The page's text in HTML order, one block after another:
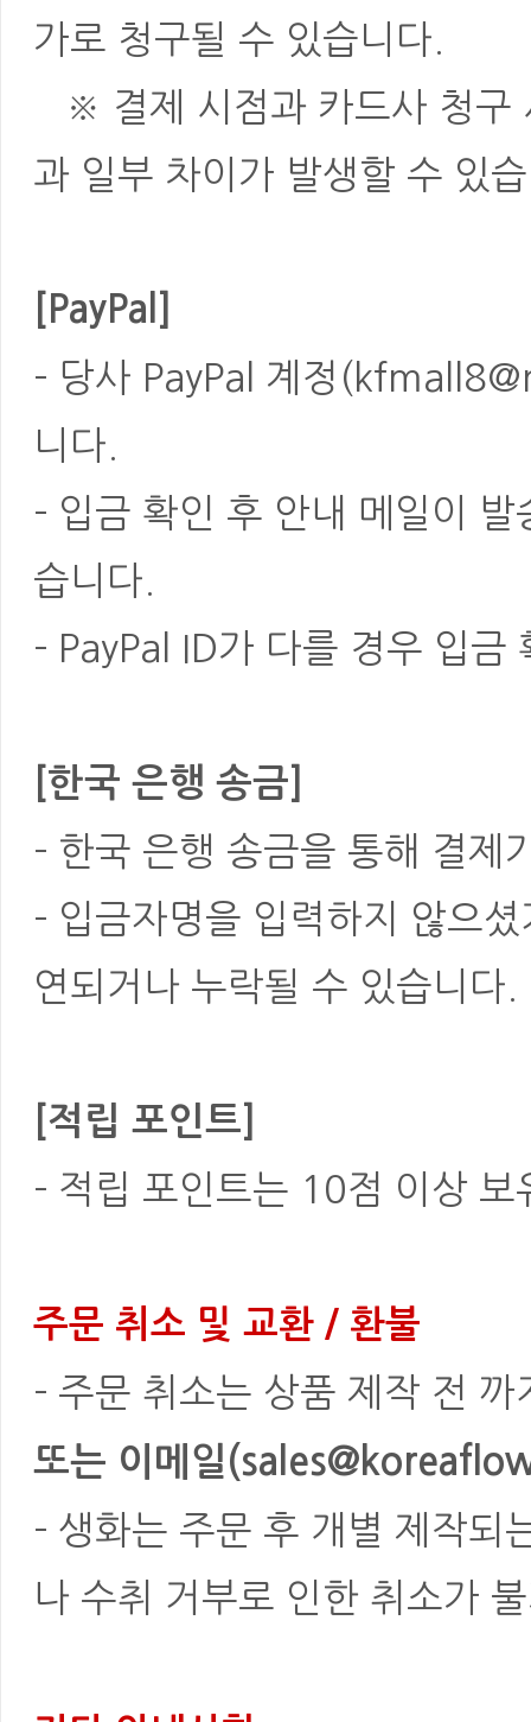
가로 청구될 수 있습니다.
※ 결제 시점과 카드사 청구
과 일부 차이가 발생할 수 있
[PayPal]
- 당사 PayPal 계정
니다.
- 입금 확인 후 안내 메일이
습니다.
- PayPal ID가 다를 경우 입금
[한국 은행 송금]
- 한국 은행 송금을 통해 결제
- 입금자명을 입력하지 않으
연되거나 누락될 수 있습니다.
[적립 포인트]
- 적립 포인트는 10점 이상
주문 취소 및 교환 / 환불
- 주문 취소는 상품 제작 전
또는 이메일
- 생화는 주문 후 개별 제작되
나 수취 거부로 인한 취소가